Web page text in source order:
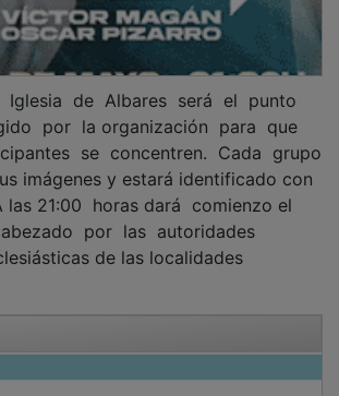
de Albares será el punto
por la organización para que
se concentren. Cada grupo
imágenes y estará identificado con
las 21:00 horas dará comienzo el
por las autoridades
de las localidades